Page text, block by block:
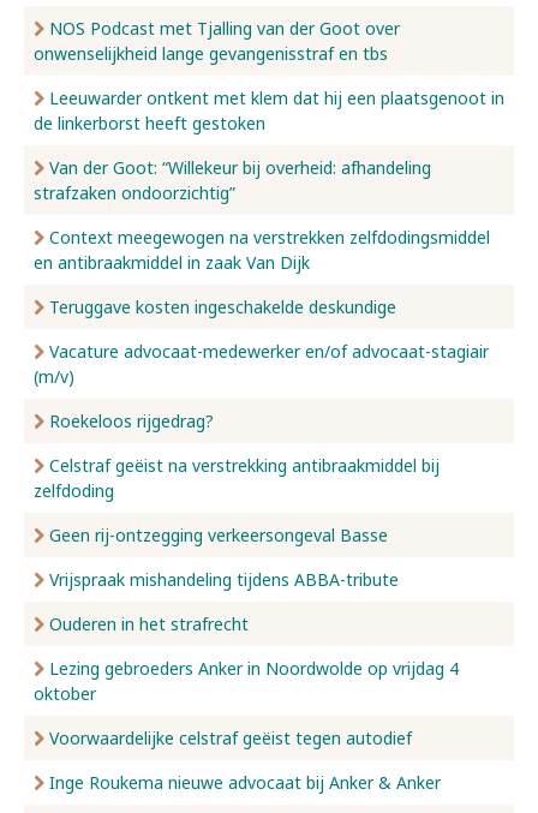
NOS Podcast met Tjalling van der Goot over
onwenselijkheid lange gevangenisstraf en tbs
Leeuwarder ontkent met klem dat hij een plaatsgenoot in
de linkerborst heeft gestoken
Van der Goot: “Willekeur bij overheid: afhandeling
strafzaken ondoorzichtig”
Context meegewogen na verstrekken zelfdodingsmiddel
en antibraakmiddel in zaak Van Dijk
Teruggave kosten ingeschakelde deskundige
Vacature advocaat-medewerker en/of advocaat-stagiair
(m/v)
Roekeloos rijgedrag?
Celstraf geëist na verstrekking antibraakmiddel bij
zelfdoding
Geen rij-ontzegging verkeersongeval Basse
Vrijspraak mishandeling tijdens ABBA-tribute
Ouderen in het strafrecht
Lezing gebroeders Anker in Noordwolde op vrijdag 4
oktober
Voorwaardelijke celstraf geëist tegen autodief
Inge Roukema nieuwe advocaat bij Anker & Anker